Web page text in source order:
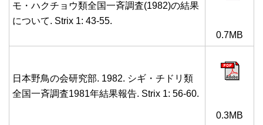
モ・ハクチョウ類全国一斉調査(1982)の結果
について. Strix 1: 43-55.
0.7MB
日本野鳥の会研究部. 1982. シギ・チドリ類
全国一斉調査1981年結果報告. Strix 1: 56-60.
0.3MB